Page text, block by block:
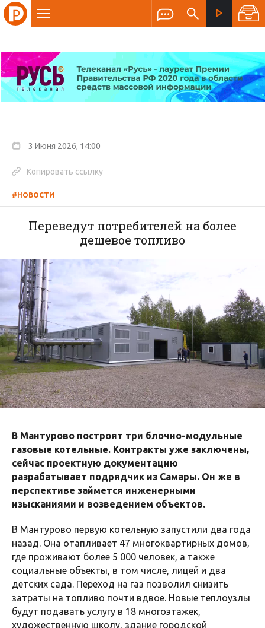
3 Июня 2026, 14:00
Копировать ссылку
#НОВОСТИ
Переведут потребителей на более
дешевое топливо
В Мантурово построят три блочно-модульные
газовые котельные. Контракты уже заключены,
сейчас проектную документацию
разрабатывает подрядчик из Самары. Он же в
перспективе займется инженерными
изысканиями и возведением объектов.
В Мантурово первую котельную запустили два года
назад. Она отапливает 47 многоквартирных домов,
где проживают более 5 000 человек, а также
социальные объекты, в том числе, лицей и два
детских сада. Переход на газ позволил снизить
затраты на топливо почти вдвое. Новые теплоузлы
будут подавать услугу в 18 многоэтажек,
художественную школу, здание городской